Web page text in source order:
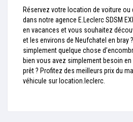
Réservez votre location de voiture
dans notre agence E.Leclerc SDSM
en vacances et vous souhaitez
et les environs de Neufchatel en bray
simplement quelque chose
bien vous avez simplement besoin
prêt ? Profitez des meilleurs prix du
véhicule sur location.leclerc.